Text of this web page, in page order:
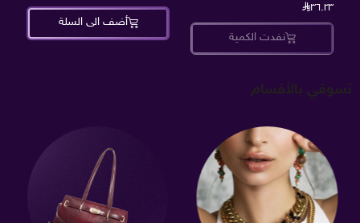
٣٦.٢٣
نفدت الكمية
أضف الى السلة
تسوقي بالأقسام